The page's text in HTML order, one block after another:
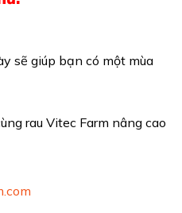
sẽ giúp bạn có một mùa
rau Vitec Farm nâng cao